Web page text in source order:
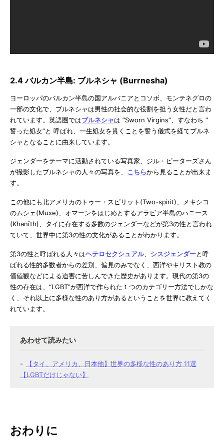
2.4 バルカン半島: ブルネシャ (Burrnesha)
ヨーロッパのバルカン半島の国アルバニアとコソボ、モンテネグロの
一部の文化で、ブルネシャは男性の社会的な役割を担う女性だと言わ
れています。英語圏ではブルネシャは ”Sworn Virgins”、すなわち “
誓った処女”と 呼ばれ、一生処女を貫くことを誓う儀式を経てブルネ
シャとなることに由来しています。
ジェンダーをテーマに活動されている写真家、ジル・ピーターズさん
が撮影したブルネシャの人々の写真を、 こちらから見ることが出来ま
す。
この他にも北アメリカのトゥー・スピリット(Two-spirit)、メキシコ
のムシェ(Muxe)、オマーンをはじめとするアラビア半島のハニース
(Khanīth)、タイに存在する多数のジェンダーなどが第3の性と言われ
ていて、世界中に第3の性の文化があることがわかります。
第3の性と呼ばれる人々はヘテロセクシュアル、 シスジェンダーと呼
ばれる性的多数者からの差別、偏見のみでなく、西洋やキリスト教の
価値観などによる迫害に苦しんできた歴史があります。現代の第3の
性の存在は、“LGBT”が西洋で作られた１つのカテゴリー方法でしかな
く、それ以上に多様な性のあり方があるということを世界に教えてく
れています。
【タイ、アメリカ、日本他】世界の多様な性のあり方 11選
【LGBTだけじゃない】
おわりに